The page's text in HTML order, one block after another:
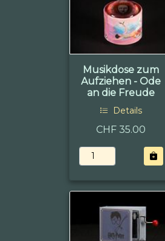
Musikdose zum
Aufziehen - Ode
an die Freude
Details
CHF 35.00